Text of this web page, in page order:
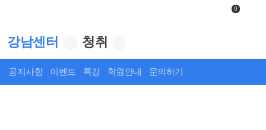
0
강남센터 청취
공지사항 이벤트 특강 학원안내 문의하기